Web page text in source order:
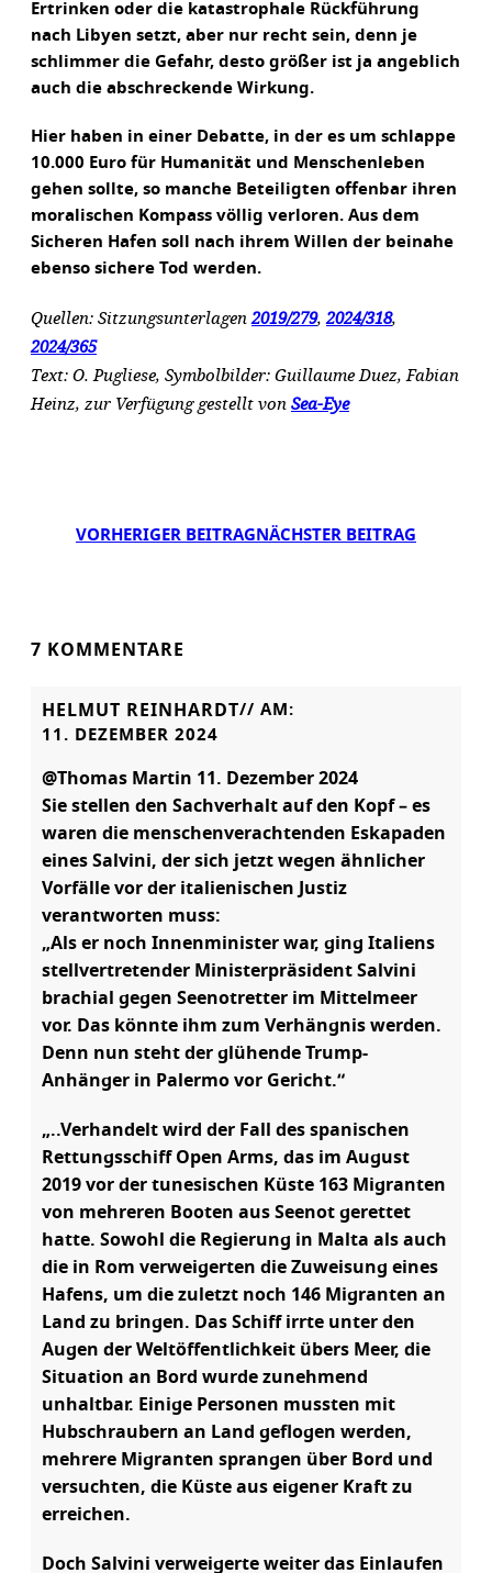
Ertrinken oder die katastrophale Rückführung
nach Libyen setzt, aber nur recht sein, denn je
schlimmer die Gefahr, desto größer ist ja angeblich
auch die abschreckende Wirkung.
Hier haben in einer Debatte, in der es um schlappe
10.000 Euro für Humanität und Menschenleben
gehen sollte, so manche Beteiligten offenbar ihren
moralischen Kompass völlig verloren. Aus dem
Sicheren Hafen soll nach ihrem Willen der beinahe
ebenso sichere Tod werden.
Quellen: Sitzungsunterlagen2019/279,2024/318,
2024/365
Text: O. Pugliese, Symbolbilder: Guillaume Duez, Fabian
Heinz, zur Verfügung gestellt von Sea-Eye
VORHERIGER BEITRAG NÄCHSTER BEITRAG
7 KOMMENTARE
HELMUT REINHARDT// AM:
11. DEZEMBER 2024
@Thomas Martin 11. Dezember 2024
Sie stellen den Sachverhalt auf den Kopf – es
waren die menschenverachtenden Eskapaden
eines Salvini, der sich jetzt wegen ähnlicher
Vorfälle vor der italienischen Justiz
verantworten muss:
„Als er noch Innenminister war, ging Italiens
stellvertretender Ministerpräsident Salvini
brachial gegen Seenotretter im Mittelmeer
vor. Das könnte ihm zum Verhängnis werden.
Denn nun steht der glühende Trump-
Anhänger in Palermo vor Gericht.“
„..Verhandelt wird der Fall des spanischen
Rettungsschiff Open Arms, das im August
2019 vor der tunesischen Küste 163 Migranten
von mehreren Booten aus Seenot gerettet
hatte. Sowohl die Regierung in Malta als auch
die in Rom verweigerten die Zuweisung eines
Hafens, um die zuletzt noch 146 Migranten an
Land zu bringen. Das Schiff irrte unter den
Augen der Weltöffentlichkeit übers Meer, die
Situation an Bord wurde zunehmend
unhaltbar. Einige Personen mussten mit
Hubschraubern an Land geflogen werden,
mehrere Migranten sprangen über Bord und
versuchten, die Küste aus eigener Kraft zu
erreichen.
Doch Salvini verweigerte weiter das Einlaufen